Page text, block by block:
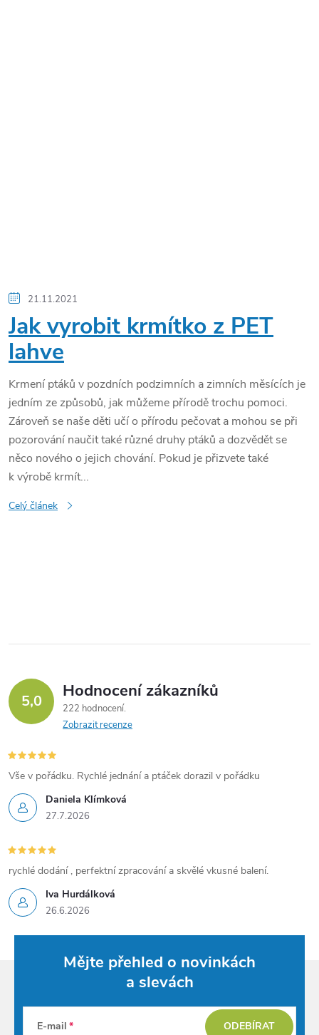
21.11.2021
Jak vyrobit krmítko z PET
lahve
Krmení ptáků v pozdních podzimních a zimních měsících je
jedním ze způsobů, jak můžeme přírodě trochu pomoci.
Zároveň se naše děti učí o přírodu pečovat a mohou se při
pozorování naučit také různé druhy ptáků a dozvědět se
něco nového o jejich chování. Pokud je přizvete také
k výrobě krmít...
Celý článek
l
d
a
c
í
p
r
v
k
y
5,0 Hodnocení zákazníků
222 hodnocení
Zobrazit recenze
Daniela Klímková
27.7.2026
Vše v pořádku. Rychlé jednání a ptáček dorazil v pořádku
Iva Hurdálková
26.6.2026
rychlé dodání , perfektní zpracování a skvělé vkusné balení.
Mějte přehled o novinkách
a slevách
E-mail ODEBÍRAT